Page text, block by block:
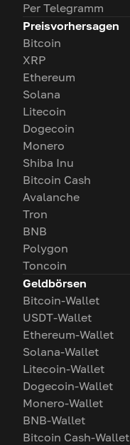
Per Telegramm
Preisvorhersagen
Bitcoin
XRP
Ethereum
Solana
Litecoin
Dogecoin
Monero
Shiba Inu
Bitcoin Cash
Avalanche
Tron
BNB
Polygon
Toncoin
Geldbörsen
Bitcoin-Wallet
USDT-Wallet
Ethereum-Wallet
Solana-Wallet
Litecoin-Wallet
Dogecoin-Wallet
Monero-Wallet
BNB-Wallet
Bitcoin Cash-Wallet